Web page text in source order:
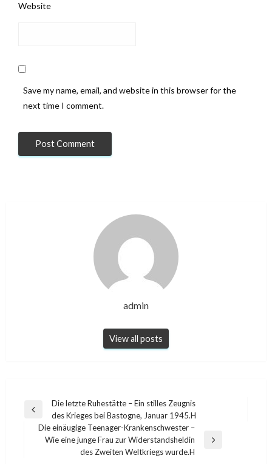
Ein ostdeutscher Maurer baut im August 1961 ein
neues Stück der Berliner Mauer auf.
Im August 1961 versammelt sich eine Menge
Berliner Mauer zu protestieren.
Website
Save my name, email, and website in this browser for the
next time I comment.
admin
View all posts
Post
navigation
Previous
Post
Die letzte Ruhestätte – Ein stilles Zeugnis
des Krieges bei Bastogne, Januar 1945.H
Next
Die einäugige Teenager-Krankenschwester –
Wie eine junge Frau zur Widerstandsheldin
des Zweiten Weltkriegs wurde.H